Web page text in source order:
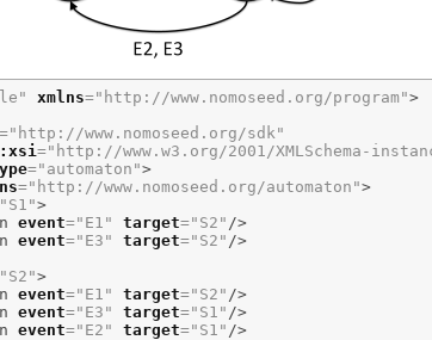
xmlns="http://www.nomoseed.org/program">
="http://www.nomoseed.org/sdk"
="http://www.w3.org/2001/XMLSchema-
="automaton">
="http://www.nomoseed.org/automaton">
>
event="E1" target="S2" />
event="E3" target="S2" />
>
event="E1" target="S2" />
event="E3" target="S1" />
event="E2" target="S1" />